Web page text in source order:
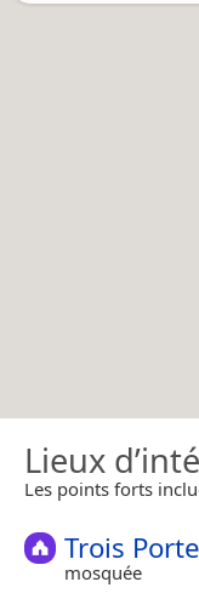
Lieux
Les points forts
Trois
mosquée